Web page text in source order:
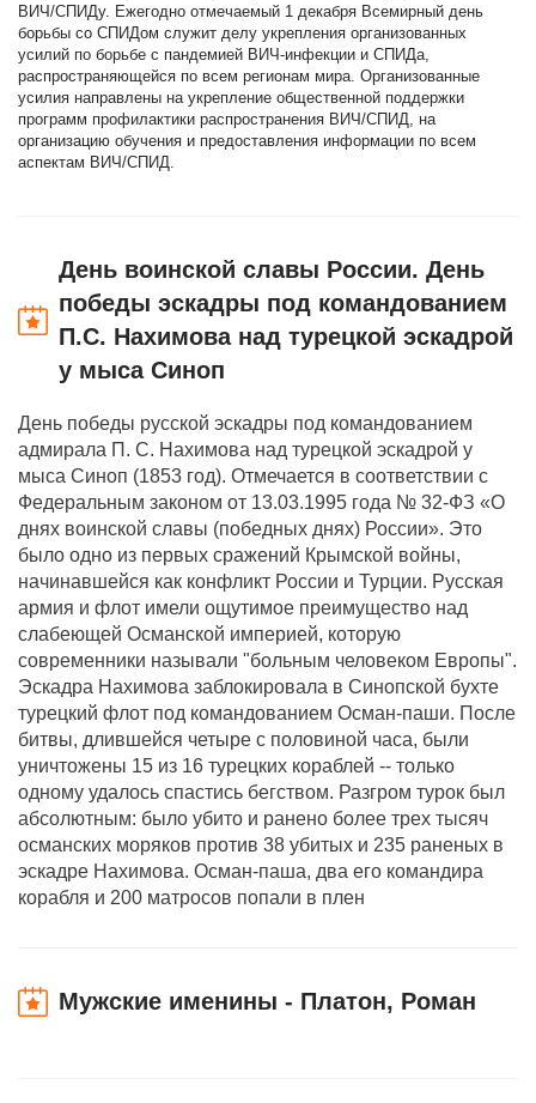
ВИЧ/СПИДу. Ежегодно отмечаемый 1 декабря Всемирный день
борьбы со СПИДом служит делу укрепления организованных
усилий по борьбе с пандемией ВИЧ-инфекции и СПИДа,
распространяющейся по всем регионам мира. Организованные
усилия направлены на укрепление общественной поддержки
программ профилактики распространения ВИЧ/СПИД, на
организацию обучения и предоставления информации по всем
аспектам ВИЧ/СПИД.
День воинской славы России. День
победы эскадры под командованием
П.С. Нахимова над турецкой эскадрой
у мыса Синоп
День победы русской эскадры под командованием
адмирала П. С. Нахимова над турецкой эскадрой у
мыса Синоп (1853 год). Отмечается в соответствии с
Федеральным законом от 13.03.1995 года № 32-ФЗ «О
днях воинской славы (победных днях) России». Это
было одно из первых сражений Крымской войны,
начинавшейся как конфликт России и Турции. Русская
армия и флот имели ощутимое преимущество над
слабеющей Османской империей, которую
современники называли "больным человеком Европы".
Эскадра Нахимова заблокировала в Синопской бухте
турецкий флот под командованием Осман-паши. После
битвы, длившейся четыре с половиной часа, были
уничтожены 15 из 16 турецких кораблей -- только
одному удалось спастись бегством. Разгром турок был
абсолютным: было убито и ранено более трех тысяч
османских моряков против 38 убитых и 235 раненых в
эскадре Нахимова. Осман-паша, два его командира
корабля и 200 матросов попали в плен
Мужские именины - Платон, Роман